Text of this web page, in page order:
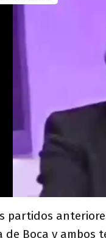
partidos
de Boca y ambos